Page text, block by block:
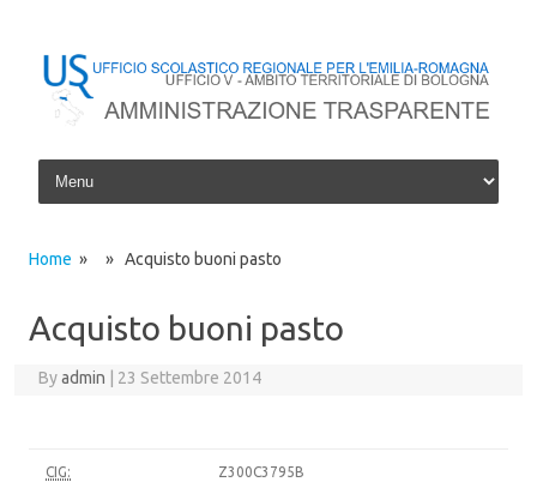
Skip to content
Home » » Acquisto buoni pasto
Acquisto buoni pasto
Byadmin 23 Settembre 2014
CIG: Z300C3795B